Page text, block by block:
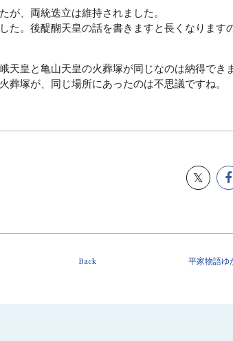
、両統迭立は維持されました。
た。後醍醐天皇の話を書きますと長くなります
天皇と亀山天皇の火葬塚が同じなのは納得でき
葬塚が、同じ場所にあったのは不思議ですね。
Back